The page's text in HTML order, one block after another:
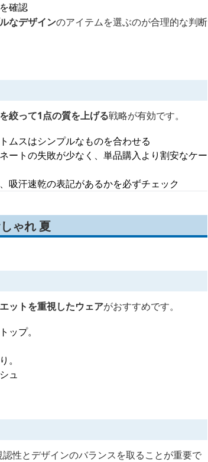
確認
なデザインのアイテムを選ぶのが合理的な判断
絞って1点の質を上げる戦略が有効です。
ムスはシンプルなものを合わせる
ートの失敗が少なく、単品購入より割安なケー
吸汗速乾の表記があるかを必ずチェック
ゃれ 夏
ットを重視したウェアがおすすめです。
ップ。
。
ュ
性とデザインのバランスを取ることが重要で